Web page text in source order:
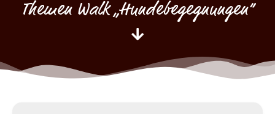
Themen Walk „Hundebegegnungen“